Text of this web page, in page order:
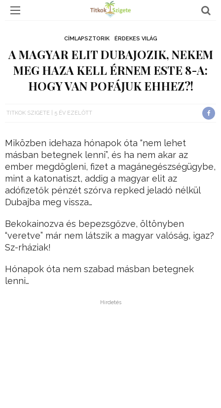
CÍMLAPSZTORIK ÉRDEKES VILÁG
A MAGYAR ELIT DUBAJOZIK, NEKEM
MEG HAZA KELL ÉRNEM ESTE 8-A:
HOGY VAN POFÁJUK EHHEZ?!
TITKOK SZIGETE 5 ÉV EZELŐTT
Miközben idehaza hónapok óta “nem lehet
másban betegnek lenni”, és ha nem akar az
ember megdögleni, fizet a magánegészségügybe,
mint a katonatiszt, addig a magyar elit az
adófizetők pénzét szórva repked jeladó nélkül
Dubajba meg vissza…
Bekokainozva és bepezsgőzve, öltönyben
“veretve” már nem látszik a magyar valóság, igaz?
Sz-rháziak!
Hónapok óta nem szabad másban betegnek
lenni…
Hirdetés